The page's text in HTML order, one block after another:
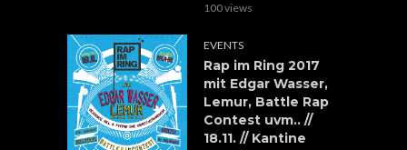
100 views
EVENTS
Rap im Ring 2017
mit Edgar Wasser,
Lemur, Battle Rap
Contest uvm.. //
18.11. // Kantine